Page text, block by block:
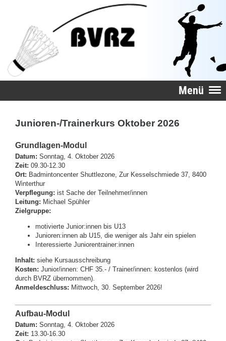
Menü
Junioren-/Trainerkurs Oktober 2026
Grundlagen-Modul
Datum: Sonntag, 4. Oktober 2026
Zeit: 09.30-12.30
Ort: Badmintoncenter Shuttlezone, Zur Kesselschmiede 37, 8400
Winterthur
Verpflegung: ist Sache der Teilnehmer/innen
Leitung: Michael Spühler
Zielgruppe:
motivierte Junior:innen bis U13
Junioren:innen ab U15, die weniger als Jahr ein spielen
Interessierte Juniorentrainer:innen
Inhalt: siehe Kursausschreibung
Kosten: Junior/innen: CHF 35.- / Trainer/innen: kostenlos (wird
durch BVRZ übernommen).
Anmeldeschluss: Mittwoch, 30. September 2026!
Aufbau-Modul
Datum: Sonntag, 4. Oktober 2026
Zeit: 13.30-16.30